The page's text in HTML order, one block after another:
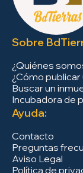
Sobre
¿Quiénes
¿Cómo
Buscar un
Incubadora de
Ayuda:
Contacto
Preguntas
Aviso Legal
Política de